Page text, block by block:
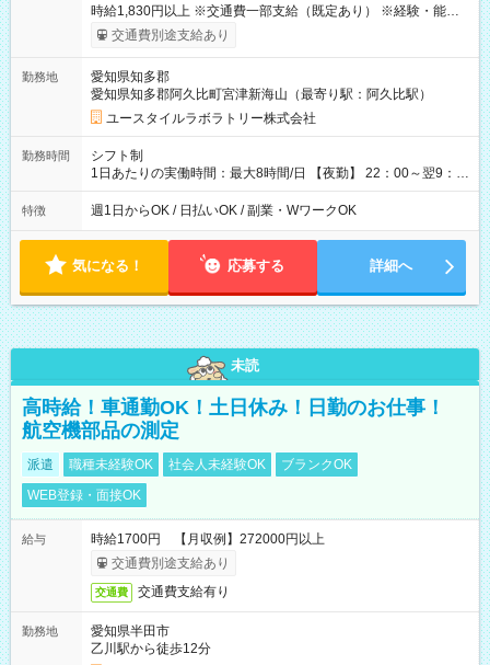
時給1,830円以上 ※交通費一部支給（既定あり） ※経験・能力を
考慮して決定します 【収入例】 週1回勤務の場合：1,830円×8時
間×4回=5万8,560円 週3回勤務の場合：1,830円×8時間×12回
月 ※ 雇用形態と給与に、本採用時と異なる部分があります。 雇
用形態：本採用時と同じです。 給与：時給 1,570円以上
交通費別途支給あり
勤務地
愛知県知多郡
愛知県知多郡阿久比町宮津新海山（最寄り駅：阿久比駅）
ユースタイルラボラトリー株式会社
勤務時間
シフト制
1日あたりの実働時間：最大8時間/日 【夜勤】 22：00～翌9：
00 ※週1日～OK ／ 夜勤専従 ＊＊ 勤務時間例 ＊＊ ■22時か
ら翌7時 ■23時から翌8時 ■24時から翌9時 など ※上記の時間
ます。 ※曜日固定（毎週同じ曜日での勤務となります）
特徴 週1日からOK / 日払いOK / 副業・WワークOK
気になる！ 応募する 詳細へ
未読
高時給！車通勤OK！土日休み！日勤のお仕事！
航空機部品の測定
派遣 職種未経験OK 社会人未経験OK
ブランクOK
WEB登録・面接OK
給与
時給1700円 【月収例】272000円以上
交通費別途支給あり
交通費 交通費支給有り
勤務地
愛知県半田市
乙川駅から徒歩12分